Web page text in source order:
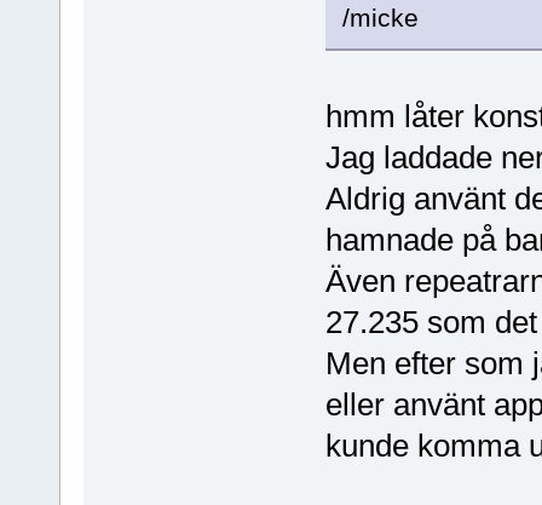
/micke
hmm låter
Jag laddade
Aldrig använt
hamnade på
Även
27.235 som
Men efter som
eller använt
kunde komma